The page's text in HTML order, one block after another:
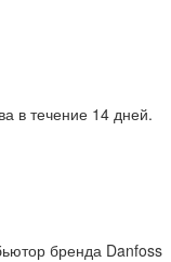
в течение 14 дней.
бренда Danfoss